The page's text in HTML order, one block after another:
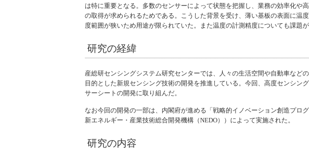
は特に重要となる。多数のセンサーによって状態を把握し、業務の効率化
の取得が求められるためである。こうした背景を受け、薄い基板の表面に温
度範囲が狭いため用途が限られていた。また温度の計測精度についても課題
研究の経緯
産総研センシングシステム研究センターでは、人々の生活空間や自動車など
目的とした新規センシング技術の開発を推進している。今回、高度センシ
サーシートの開発に取り組んだ。
なお今回の開発の一部は、内閣府が進める「戦略的イノベーション創造プロ
新エネルギー・産業技術総合開発機構（NEDO））によって実施された。
研究の内容